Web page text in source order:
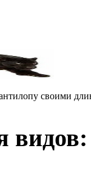
своими
видов: